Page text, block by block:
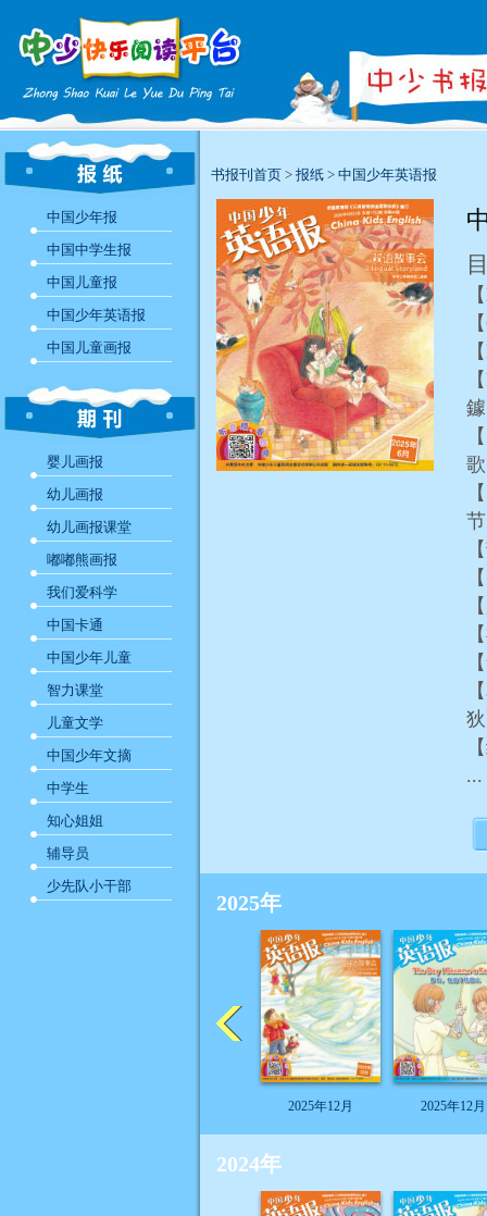
中国少年报
中国中学生报
中国儿童报
中国少年英语报
中国儿童画报
婴儿画报
幼儿画报
幼儿画报课堂
嘟嘟熊画报
我们爱科学
中国卡通
中国少年儿童
智力课堂
儿童文学
中国少年文摘
中学生
知心姐姐
辅导员
少先队小干部
书报刊首页 > 报纸 > 中国少年英语报
...
2025年
2025年12月 2025年12月
2024年